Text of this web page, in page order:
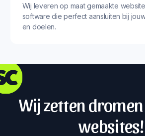
Wij leveren op maat gemaakte
software die perfect aansluiten bij
en doelen.
Wij zetten
websites!